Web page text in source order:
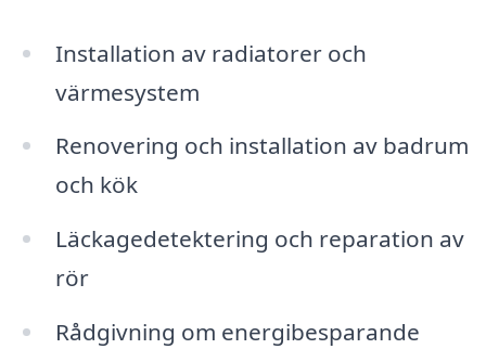
Installation av radiatorer och
värmesystem
Renovering och installation av badrum
och kök
Läckagedetektering och reparation av
rör
Rådgivning om energibesparande